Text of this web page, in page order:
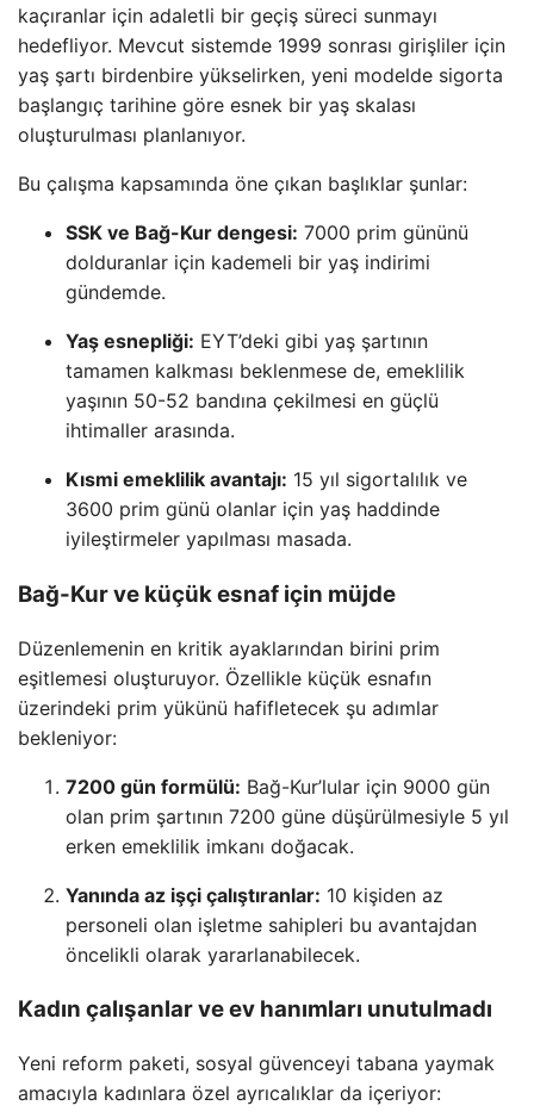
kaçıranlar için adaletli bir geçiş süreci sunmayı
hedefliyor. Mevcut sistemde 1999 sonrası girişliler için
yaş şartı birdenbire yükselirken, yeni modelde sigorta
başlangıç tarihine göre esnek bir yaş skalası
oluşturulması planlanıyor.
Bu çalışma kapsamında öne çıkan başlıklar şunlar:
SSK ve Bağ-Kur dengesi: 7000 prim gününü
dolduranlar için kademeli bir yaş indirimi
gündemde.
Yaş esnepliği: EYT’deki gibi yaş şartının
tamamen kalkması beklenmese de, emeklilik
yaşının 50-52 bandına çekilmesi en güçlü
ihtimaller arasında.
Kısmi emeklilik avantajı: 15 yıl sigortalılık ve
3600 prim günü olanlar için yaş haddinde
iyileştirmeler yapılması masada.
Bağ-Kur ve küçük esnaf için müjde
Düzenlemenin en kritik ayaklarından birini prim
eşitlemesi oluşturuyor. Özellikle küçük esnafın
üzerindeki prim yükünü hafifletecek şu adımlar
bekleniyor:
7200 gün formülü: Bağ-Kur’lular için 9000 gün
olan prim şartının 7200 güne düşürülmesiyle 5 yıl
erken emeklilik imkanı doğacak.
Yanında az işçi çalıştıranlar: 10 kişiden az
personeli olan işletme sahipleri bu avantajdan
öncelikli olarak yararlanabilecek.
Kadın çalışanlar ve ev hanımları unutulmadı
Yeni reform paketi, sosyal güvenceyi tabana yaymak
amacıyla kadınlara özel ayrıcalıklar da içeriyor: